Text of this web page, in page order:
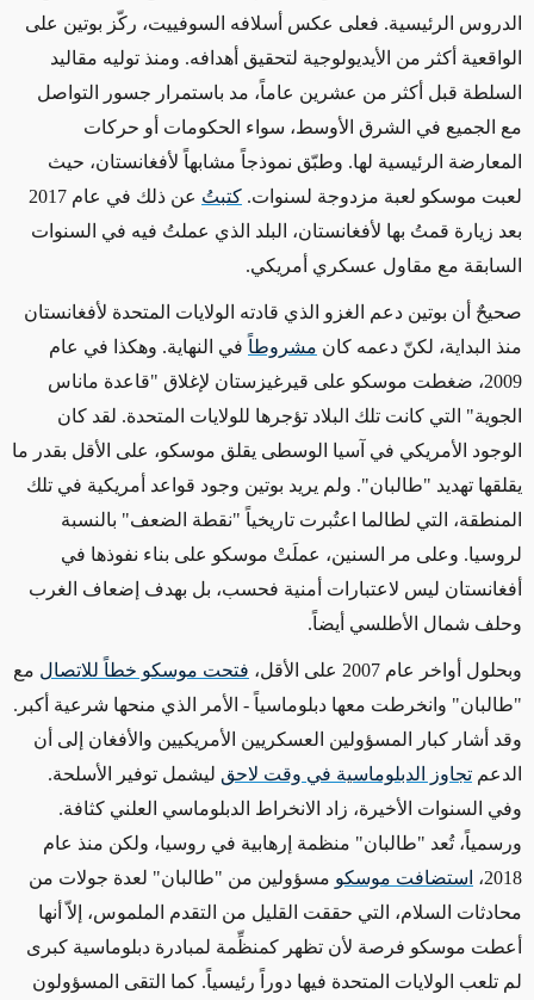
الدروس الرئيسية. فعلى عكس أسلافه السوفييت، ركّز بوتين على
الواقعية أكثر من الأيديولوجية لتحقيق أهدافه. ومنذ توليه مقاليد
السلطة قبل أكثر من عشرين عاماً، مد باستمرار جسور التواصل
مع الجميع في الشرق الأوسط، سواء الحكومات أو حركات
المعارضة الرئيسية لها. وطبّق نموذجاً مشابهاً لأفغانستان، حيث
لعبت موسكو لعبة مزدوجة لسنوات. كتبتُ
عن ذلك في عام 2017
بعد زيارة قمتُ بها لأفغانستان، البلد الذي عملتُ فيه في السنوات
السابقة مع مقاول عسكري أمريكي.
صحيحٌ أن بوتين دعم الغزو الذي قادته الولايات المتحدة لأفغانستان
منذ البداية، لكنّ دعمه كان مشروطاً في النهاية. وهكذا في عام
2009، ضغطت موسكو على قيرغيزستان لإغلاق "قاعدة ماناس
الجوية" التي كانت تلك البلاد تؤجرها للولايات المتحدة. لقد كان
الوجود الأمريكي في آسيا الوسطى يقلق موسكو، على الأقل بقدر ما
يقلقها تهديد "طالبان". ولم يريد بوتين وجود قواعد أمريكية في تلك
المنطقة، التي لطالما اعتُبرت تاريخياً "نقطة الضعف" بالنسبة
لروسيا. وعلى مر
السنين، عملَتْ موسكو على بناء نفوذها في
أفغانستان ليس لاعتبارات أمنية فحسب، بل بهدف إضعاف الغرب
وحلف شمال الأطلسي أيضاً.
وبحلول أواخر عام 2007 على الأقل، فتحت موسكو خطاً للاتصال مع
"طالبان" وانخرطت معها دبلوماسياً - الأمر الذي منحها شرعية أكبر.
وقد أشار كبار المسؤولين العسكريين الأمريكيين والأفغان إلى أن
الدعم تجاوز الدبلوماسية في وقت لاحق ليشمل توفير الأسلحة.
وفي السنوات الأخيرة، زاد الانخراط الدبلوماسي العلني كثافة.
ورسمياً، تُعد "طالبان" منظمة إرهابية في روسيا، ولكن منذ عام
2018،
استضافت موسكو مسؤولين من "طالبان" لعدة جولات من
محادثات السلام، التي حققت القليل من التقدم الملموس، إلاّ أنها
أعطت موسكو فرصة لأن تظهر كمنظِّمة لمبادرة دبلوماسية كبرى
لم تلعب الولايات المتحدة فيها دوراً رئيسياً. كما التقى المسؤولون